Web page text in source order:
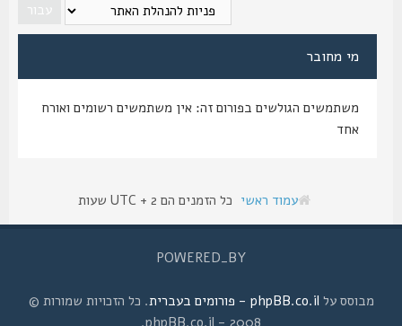
מי מחובר
משתמשים הגולשים בפורום זה: אין משתמשים רשומים ואורח
עמוד ראשי כל הזמנים הם UTC + 2 שעות
POWERED_BY
מבוסס עלphpBB.co.il - פורומים בעברית
. כל הזכויות שמורות ©
2008 - phpBB.co.il.